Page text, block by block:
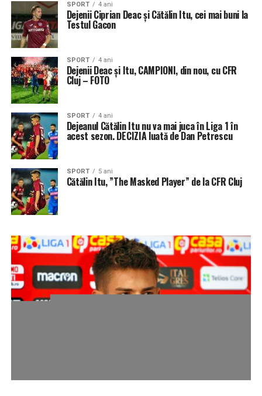
SPORT 4 ani
Dejenii Ciprian Deac și Cătălin Itu, cei mai buni la
Testul Gacon
SPORT 4 ani
Dejenii Deac și Itu, CAMPIONI, din nou, cu CFR
Cluj – FOTO
SPORT 4 ani
Dejeanul Cătălin Itu nu va mai juca în Liga 1 în
acest sezon. DECIZIA luată de Dan Petrescu
SPORT 5 ani
Cătălin Itu, ”The Masked Player” de la CFR Cluj